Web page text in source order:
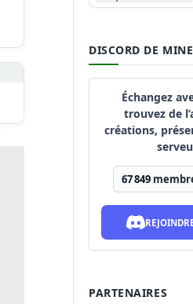
DISCORD DE
Échangez
trouvez de
créations,
67 849
PARTENAIRES